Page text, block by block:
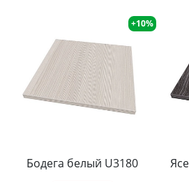
+10%
Бодега белый U3180